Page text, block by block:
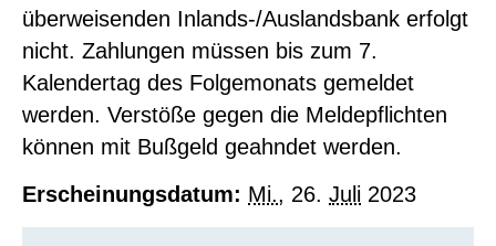
überweisenden Inlands-/Auslandsbank erfolgt
nicht. Zahlungen müssen bis zum 7.
Kalendertag des Folgemonats gemeldet
werden. Verstöße gegen die Meldepflichten
können mit Bußgeld geahndet werden.
Erscheinungsdatum: Mi., 26. Juli 2023